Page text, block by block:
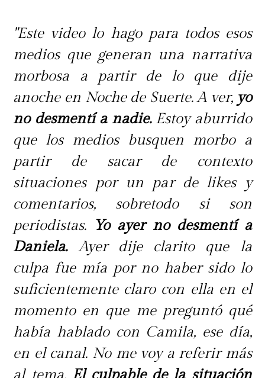
"Este video lo hago para todos esos
medios que generan una narrativa
morbosa a partir de lo que dije
anoche en Noche de Suerte. A ver, yo
no desmentí a nadie.Estoy aburrido
que los medios busquen morbo a
partir de sacar de contexto
situaciones por un par de likes y
comentarios, sobretodo si son
periodistas. Yo ayer no desmentí a
Daniela.Ayer dije clarito que la
culpa fue mía por no haber sido lo
suficientemente claro con ella en el
momento en que me preguntó qué
había hablado con Camila, ese día,
en el canal. No me voy a referir más